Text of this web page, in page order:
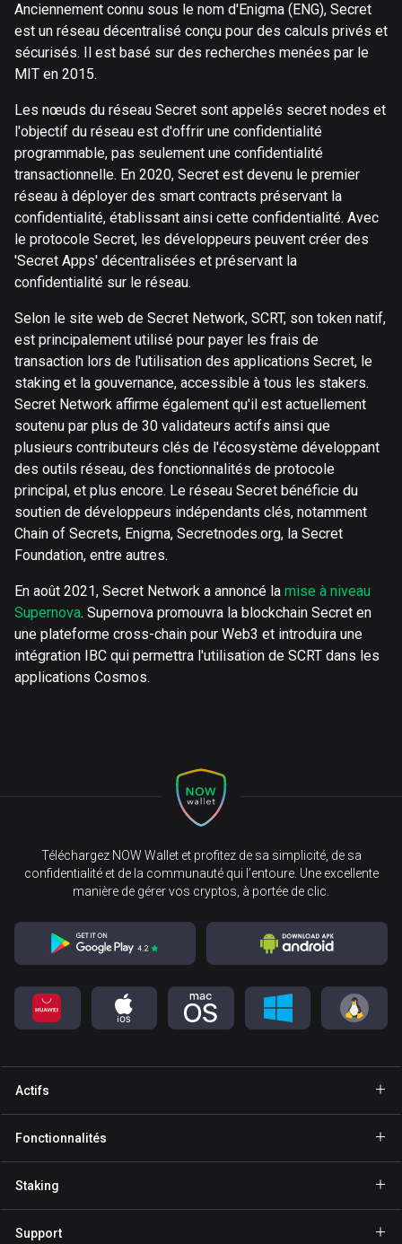
Anciennement connu sous le nom d'Enigma (ENG), Secret
est un réseau décentralisé conçu pour des calculs privés et
sécurisés. Il est basé sur des recherches menées par le
MIT en 2015.
Les nœuds du réseau Secret sont appelés secret nodes et
l'objectif du réseau est d'offrir une confidentialité
programmable, pas seulement une confidentialité
transactionnelle. En 2020, Secret est devenu le premier
réseau à déployer des smart contracts préservant la
confidentialité, établissant ainsi cette confidentialité. Avec
le protocole Secret, les développeurs peuvent créer des
'Secret Apps' décentralisées et préservant la
confidentialité sur le réseau.
Selon le site web de Secret Network, SCRT, son token natif,
est principalement utilisé pour payer les frais de
transaction lors de l'utilisation des applications Secret, le
staking et la gouvernance, accessible à tous les stakers.
Secret Network affirme également qu'il est actuellement
soutenu par plus de 30 validateurs actifs ainsi que
plusieurs contributeurs clés de l'écosystème développant
des outils réseau, des fonctionnalités de protocole
principal, et plus encore. Le réseau Secret bénéficie du
soutien de développeurs indépendants clés, notamment
Chain of Secrets, Enigma, Secretnodes.org, la Secret
Foundation, entre autres.
En août 2021, Secret Network a annoncé la mise à niveau
Supernova. Supernova promouvra la blockchain Secret en
une plateforme cross-chain pour Web3 et introduira une
intégration IBC qui permettra l'utilisation de SCRT dans les
applications Cosmos.
Téléchargez NOW Wallet et profitez de sa simplicité, de sa
confidentialité et de la communauté qui l’entoure. Une excellente
manière de gérer vos cryptos, à portée de clic.
Actifs
Portefeuille Binance Coin
Fonctionnalités
Envoi privé
Staking
Support